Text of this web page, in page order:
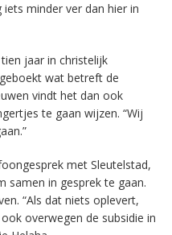
minder ver dan hier in
jaar in christelijk
wat betreft de
vindt het dan ook
te gaan wijzen. “Wij
met Sleutelstad,
samen in gesprek te gaan.
“Als dat niets oplevert,
overwegen de subsidie in